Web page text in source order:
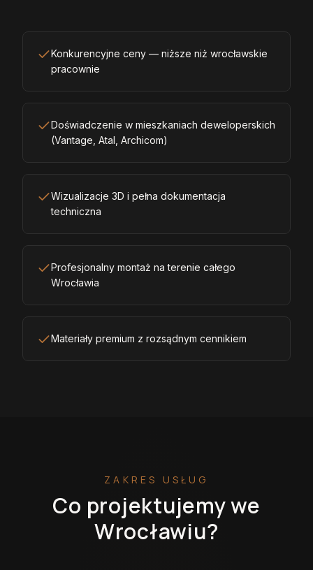
Konkurencyjne ceny — niższe niż wrocławskie
pracownie
Doświadczenie w mieszkaniach deweloperskich
(Vantage, Atal, Archicom)
Wizualizacje 3D i pełna dokumentacja
techniczna
Profesjonalny montaż na terenie całego
Wrocławia
Materiały premium z rozsądnym cennikiem
ZAKRES USŁUG
Co projektujemywe
Wrocławiu?